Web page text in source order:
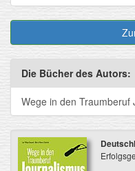
Die Bücher des Autors:
Wege in den Traumberuf